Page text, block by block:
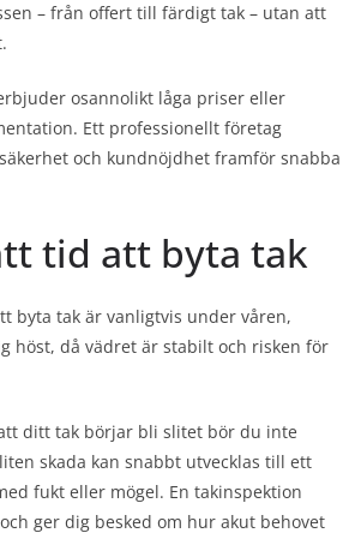
– från offert till färdigt tak – utan att
osannolikt låga priser eller
Ett professionellt företag
och kundnöjdhet framför snabba
tid att byta tak
byta tak är vanligtvis under våren,
höst, då vädret är stabilt och risken för
ditt tak börjar bli slitet bör du inte
skada kan snabbt utvecklas till ett
fukt eller mögel. En takinspektion
ger dig besked om hur akut behovet